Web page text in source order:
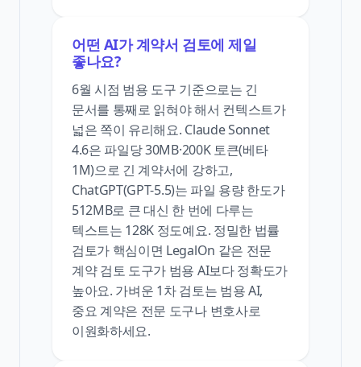
어떤 AI가 계약서 검토에 제일
좋나요?
6월 시점 범용 도구 기준으로는 긴
문서를 통째로 읽혀야 해서 컨텍스트가
넓은 쪽이 유리해요. Claude Sonnet
4.6은 파일당 30MB·200K 토큰(베타
1M)으로 긴 계약서에 강하고,
ChatGPT(GPT-5.5)는 파일 용량 한도가
512MB로 큰 대신 한 번에 다루는
텍스트는 128K 정도예요. 정밀한 법률
검토가 핵심이면 LegalOn 같은 전문
계약 검토 도구가 범용 AI보다 정확도가
높아요. 가벼운 1차 검토는 범용 AI,
중요 계약은 전문 도구나 변호사로
이원화하세요.